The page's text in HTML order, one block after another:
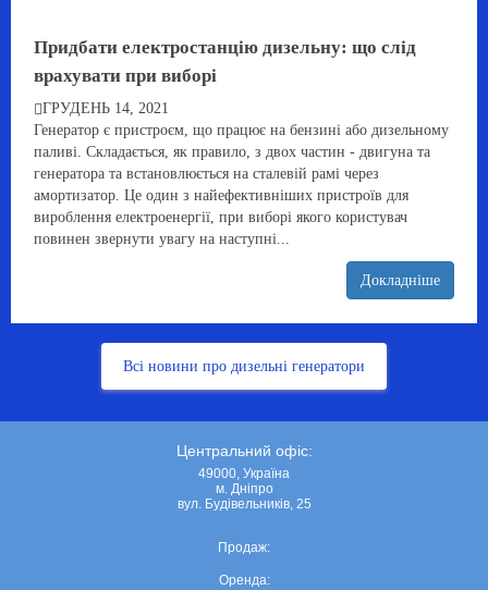
Придбати електростанцію дизельну: що слід
врахувати при виборі
ГРУДЕНЬ 14, 2021
Генератор є пристроєм, що працює на бензині або дизельному
паливі. Складається, як правило, з двох частин - двигуна та
генератора та встановлюється на сталевій рамі через
амортизатор. Це один з найефективніших пристроїв для
вироблення електроенергії, при виборі якого користувач
повинен звернути увагу на наступні...
Докладніше
Всі новини про дизельні генератори
Центральний офіс:
49000, Україна
м. Дніпро
вул. Будівельників, 25
Продаж:
Оренда: